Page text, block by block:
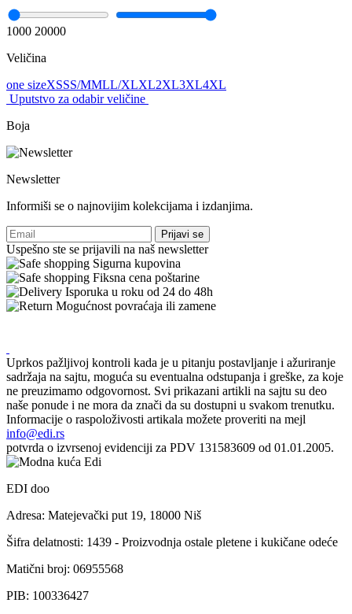
1000 20000
Veličina
one sizeXSSS/MMLL/XLXL2XL3XL4XL
Uputstvo za odabir veličine
Boja
Newsletter
Informiši se o najnovijim kolekcijama i izdanjima.
Prijavi se
Uspešno ste se prijavili na naš newsletter
Sigurna kupovina
Fiksna cena poštarine
Isporuka u roku od 24 do 48h
Mogućnost povraćaja ili zamene
Uprkos pažljivoj kontroli kada je u pitanju postavljanje i ažuriranje
sadržaja na sajtu, moguća su eventualna odstupanja i greške, za koje
ne preuzimamo odgovornost. Svi prikazani artikli na sajtu su deo
naše ponude i ne mora da znači da su dostupni u svakom trenutku.
Informacije o raspoloživosti artikala možete proveriti na mejl
info@edi.rs
potvrda o izvrsenoj evidenciji za PDV 131583609 od 01.01.2005.
EDI doo
Adresa: Matejevački put 19, 18000 Niš
Šifra delatnosti: 1439 - Proizvodnja ostale pletene i kukičane odeće
Matični broj: 06955568
PIB: 100336427